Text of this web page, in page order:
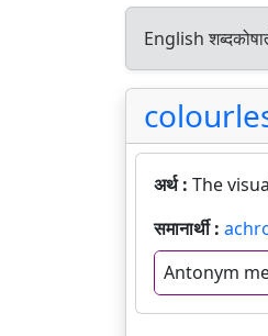
English
अर्थ : The
समानार्थी :
Antonym